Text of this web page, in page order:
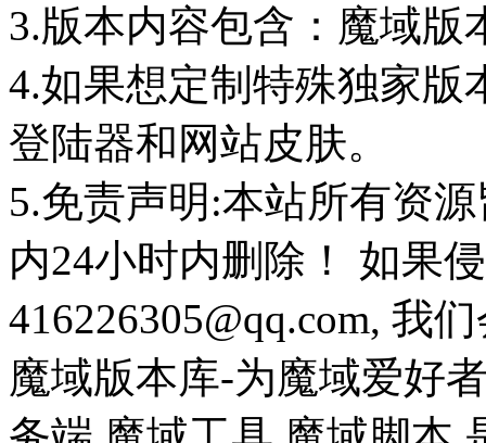
3.版本内容包含：魔域版
4.如果想定制特殊独家
登陆器和网站皮肤。
5.免责声明:本站所有资
内24小时内删除！ 如果
416226305@qq.com, 我
魔域版本库-为魔域爱好